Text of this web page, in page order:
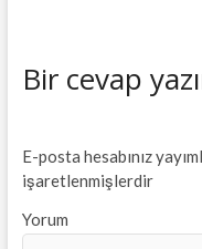
Bir cevap
E-posta hesabınız
işaretlenmişlerdir
Yorum